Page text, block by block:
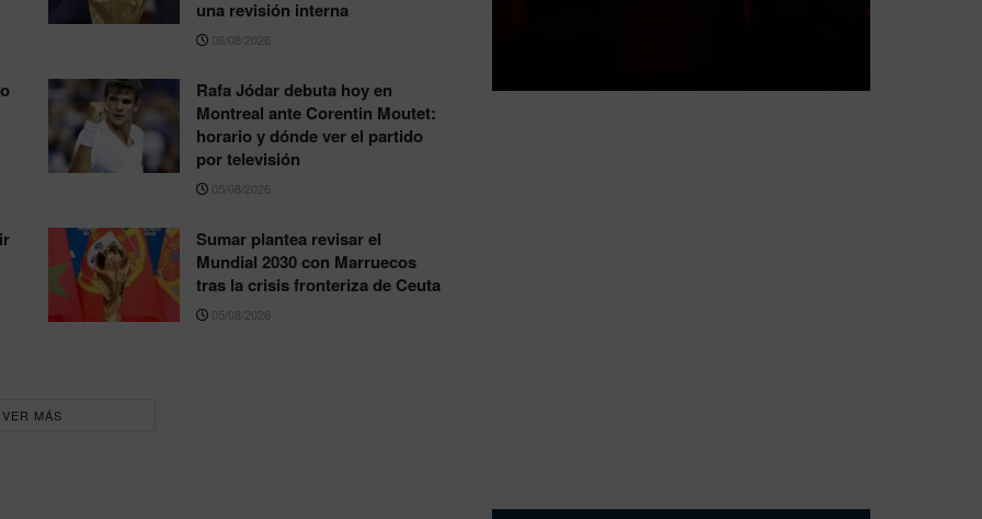
una revisión interna
06/08/2026
Rafa Jódar debuta hoy en
Montreal ante Corentin Moutet:
horario y dónde ver el partido
por televisión
05/08/2026
Sumar plantea revisar el
Mundial 2030 con Marruecos
tras la crisis fronteriza de Ceuta
05/08/2026
VER MÁS